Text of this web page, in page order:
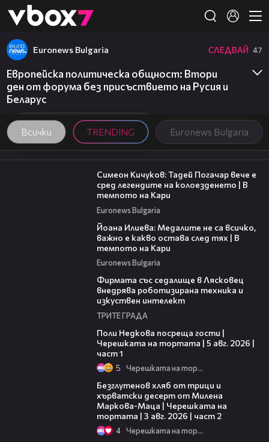
👾
Всички TRENDING Euronews Bulgaria
Euronews Bulgaria СЛЕДВАЙ 47
Европейска политическа общност: Втори
ден от форума без присъствието на Русия и
Беларус
11:23
Симеон Кичуков: Тадей Погачар вече е
сред легендите на колоезденето | В
темпото на Кари
Euronews Bulgaria
Йоана Илиева: Медалите не са всичко,
важно е какво остава след тях | В
темпото на Кари
Euronews Bulgaria
Фирмата със седалище в Лясковец
внедрява роботизирана техника и
изкуствен интелект
ТРИТЕ ГРАДА
Поли Недкова посреща гости |
Черешката на тортата | 5 авг. 2026 |
част 1
5 Черешката на тортата
Безглутенов хляб от трици и
хърватски десерт от Милена
Маркова-Маца | Черешката на
тортата | 3 авг. 2026 | част 2
4 Черешката на тортата